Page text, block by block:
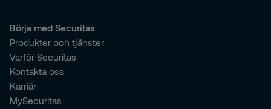
Börja med Securitas
Produkter och tjänster
Varför Securitas
Kontakta oss
Karriär
MySecuritas